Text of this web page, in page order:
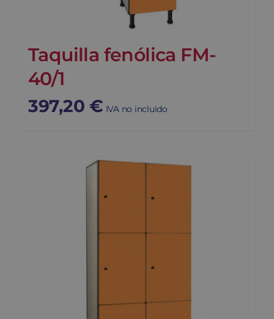
Taquilla fenólica FM-
40/1
397,20 € IVA no incluido